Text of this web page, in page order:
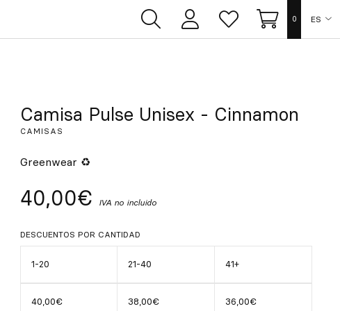
Área
de
Lista
de
Carrito
0 ES
Camisa Pulse Unisex - Cinnamon
CAMISAS
Greenwear ♻
40,00€ IVA no incluido
DESCUENTOS POR CANTIDAD
1-20 21-40 41+
40,00€ 38,00€ 36,00€